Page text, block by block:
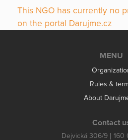
This NGO has currently no
on the portal Darujme.cz
MENU
Rules &
About
Contact
Dejvická 306/9 | 160